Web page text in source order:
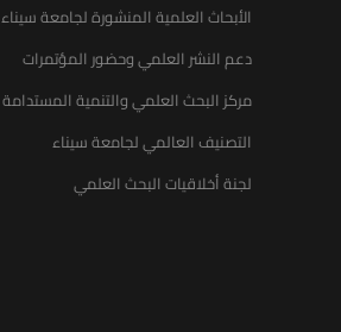
الأبحاث العلمية المنشورة لجامعة سيناء
دعم النشر العلمي وحضور المؤتمرات
مركز البحث العلمي والتنمية المستدامة
التصنيف العالمي لجامعة سيناء
لجنة أخلاقيات البحث العلمي